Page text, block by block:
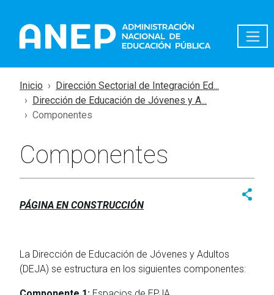
Inicio
Dirección Sectorial de Integración Ed...
Dirección de Educación de Jóvenes y A...
Componentes
Componentes
PÁGINA EN CONSTRUCCIÓN
La Dirección de Educación de Jóvenes y Adultos
(DEJA) se estructura en los siguientes componentes: